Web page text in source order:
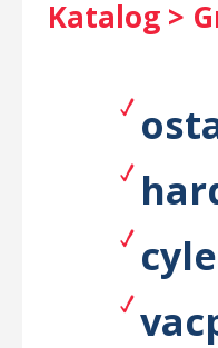
Katalog >